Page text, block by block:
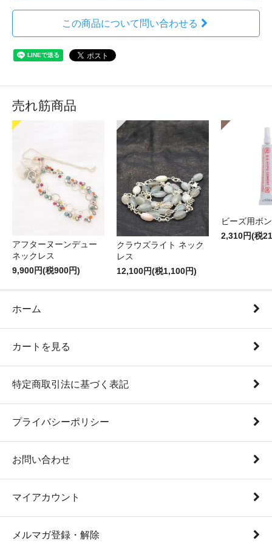
この商品について問い合わせる
売れ筋商品
アフターヌーンデュー
ネックレス
9,900円(税900円)
クラウズライト ネック
レス
12,100円(税1,100円)
ビーズ用ボ
2,310円(税
ホーム
カートを見る
特定商取引法に基づく表記
プライバシーポリシー
お問い合わせ
マイアカウント
メルマガ登録・解除